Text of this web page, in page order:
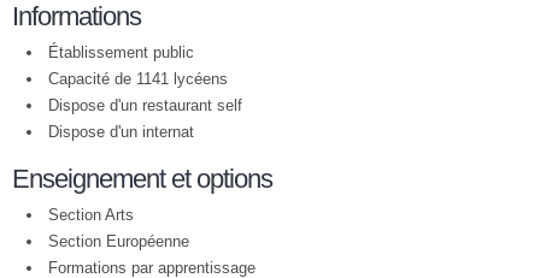
Informations
Établissement public
Capacité de 1141 lycéens
Dispose d'un restaurant self
Dispose d'un internat
Enseignement et options
Section Arts
Section Européenne
Formations par apprentissage